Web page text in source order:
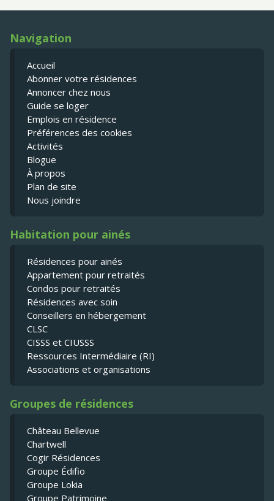
Navigation
Accueil
Abonner votre résidences
Annoncer chez nous
Guide se loger
Emplois en résidence
Préférences des cookies
Activités
Blogue
À propos
Plan de site
Nous joindre
Habitation pour ainés
Résidences pour ainés
Appartement pour retraités
Condos pour retraités
Résidences avec soin
Conseillers en hébergement
CLSC
CISSS et CIUSSS
Ressources Intermédiaire (RI)
Associations et organisations
Groupes de résidences
Château Bellevue
Chartwell
Cogir Résidences
Groupe Édifio
Groupe Lokia
Groupe Patrimoine